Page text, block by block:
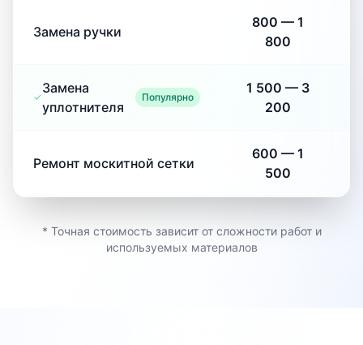
Замена ручки
800 — 1
800
Замена
уплотнителя
Популярно
1 500 — 3
200
Ремонт москитной сетки
600 — 1
500
* Точная стоимость зависит от сложности работ и
используемых материалов